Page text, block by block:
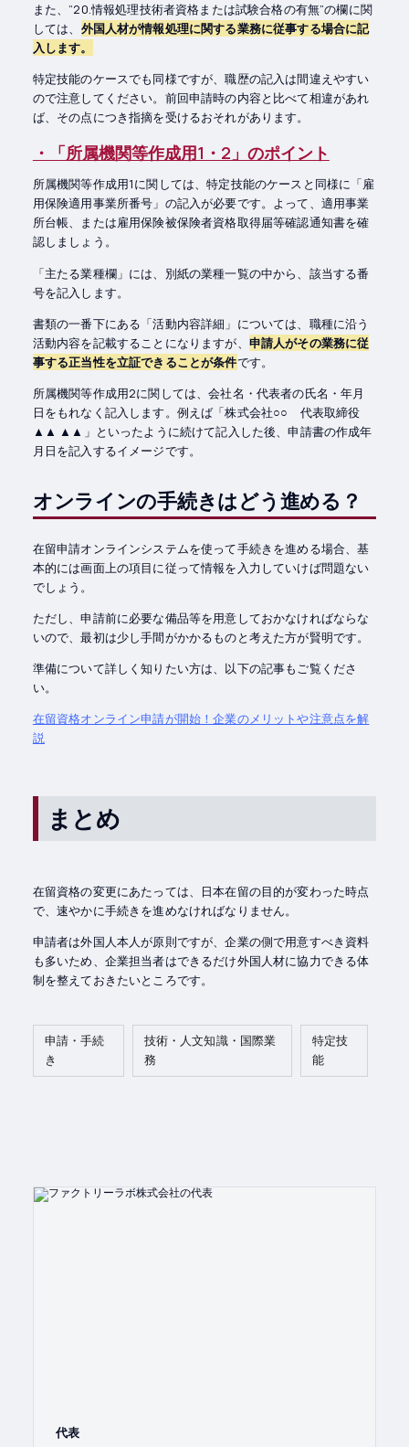
また、“20.情報処理技術者資格または試験合格の有無”の欄に関
しては、 外国人材が情報処理に関する業務に従事する場合に記
入します。
特定技能のケースでも同様ですが、職歴の記入は間違えやすい
ので注意してください。前回申請時の内容と比べて相違があれ
ば、その点につき指摘を受けるおそれがあります。
・「所属機関等作成用1・2」のポイント
所属機関等作成用1に関しては、特定技能のケースと同様に「雇
用保険適用事業所番号」の記入が必要です。よって、適用事業
所台帳、または雇用保険被保険者資格取得届等確認通知書を確
認しましょう。
「主たる業種欄」には、別紙の業種一覧の中から、該当する番
号を記入します。
書類の一番下にある「活動内容詳細」については、職種に沿う
活動内容を記載することになりますが、 申請人がその業務に従
事する正当性を立証できることが条件です。
所属機関等作成用2に関しては、会社名・代表者の氏名・年月
日をもれなく記入します。例えば「株式会社○○ 代表取締役
▲▲ ▲▲」といったように続けて記入した後、申請書の作成年
月日を記入するイメージです。
オンラインの手続きはどう進める？
在留申請オンラインシステムを使って手続きを進める場合、基
本的には画面上の項目に従って情報を入力していけば問題ない
でしょう。
ただし、申請前に必要な備品等を用意しておかなければならな
いので、最初は少し手間がかかるものと考えた方が賢明です。
準備について詳しく知りたい方は、以下の記事もご覧くださ
い。
在留資格オンライン申請が開始！企業のメリットや注意点を解
説
まとめ
在留資格の変更にあたっては、日本在留の目的が変わった時点
で、速やかに手続きを進めなければなりません。
申請者は外国人本人が原則ですが、企業の側で用意すべき資料
も多いため、企業担当者はできるだけ外国人材に協力できる体
制を整えておきたいところです。
申請・手続
き
技術・人文知識・国際業
務
特定技
能
代表